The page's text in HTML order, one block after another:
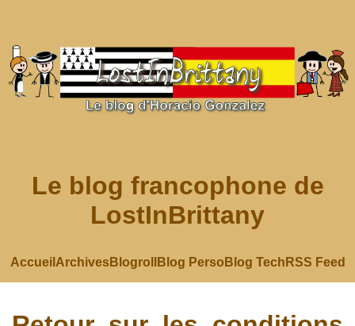
Le blog francophone de
LostInBrittany
Accueil ArchivesBlogroll Blog Perso Blog Tech RSS Feed